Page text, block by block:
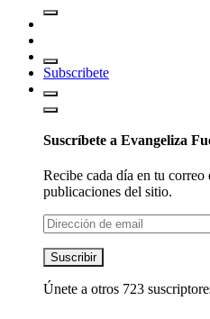
Subscribete
Suscríbete a Evangeliza
Recibe cada día en tu correo
publicaciones del sitio.
Dirección
de
email
Suscribir
Únete a otros 723